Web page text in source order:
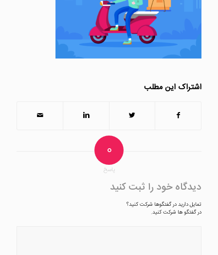
اشتراک این مطلب
0
پاسخ
دیدگاه خود را ثبت کنید
تمایل دارید در گفتگوها شرکت کنید؟
در گفتگو ها شرکت کنید.